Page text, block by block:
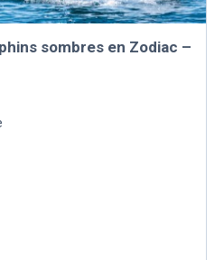
sombres en Zodiac –